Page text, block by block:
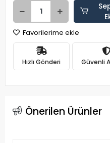
Favorilerime ekle
Hızlı Gönderi Güvenli
Önerilen Ürünler